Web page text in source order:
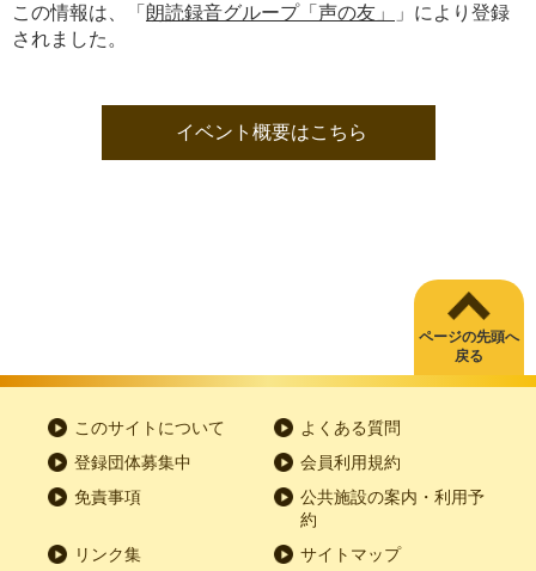
この情報は、「 朗読録音グループ「声の友」
」により登録
されました。
イベント概要はこちら
ページの先頭へ
戻る
このサイトについて
よくある質問
登録団体募集中
会員利用規約
免責事項
公共施設の案内・利用予
約
リンク集
サイトマップ